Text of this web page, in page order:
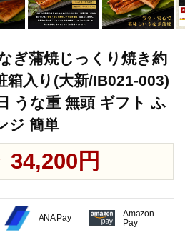
ぎ蒲焼じっくり焼き約
箱入り(大新/IB021-003)
うな重 無頭 ギフト ふ
ジ 簡単
34,200円
ANA Pay
Amazon
Pay